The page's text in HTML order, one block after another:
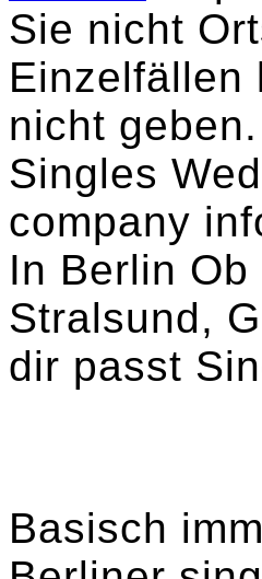
Sie nicht
Einzelfällen
nicht
Singles
company
In Berlin
Stralsund,
dir passt
Basisch